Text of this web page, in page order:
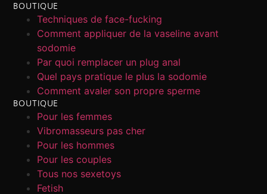
BOUTIQUE
Techniques de face-fucking
Comment appliquer de la vaseline avant
sodomie
Par quoi remplacer un plug anal
Quel pays pratique le plus la sodomie
Comment avaler son propre sperme
BOUTIQUE
Pour les femmes
Vibromasseurs pas cher
Pour les hommes
Pour les couples
Tous nos sexetoys
Fetish